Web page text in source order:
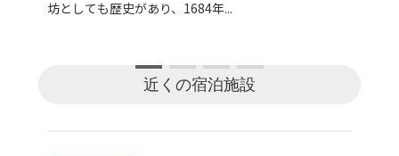
坊としても歴史があり、1684年...
近くの宿泊施設